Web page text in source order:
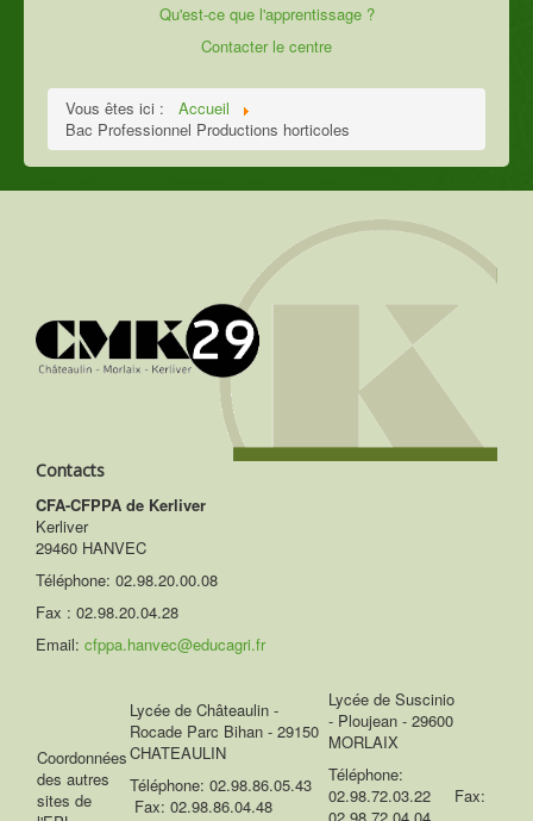
Qu'est-ce que l'apprentissage ?
Contacter le centre
Vous êtes ici :
Accueil
Bac Professionnel Productions horticoles
Contacts
CFA-CFPPA de Kerliver
Kerliver
29460 HANVEC
Téléphone: 02.98.20.00.08
Fax : 02.98.20.04.28
Email: cfppa.hanvec@educagri.fr
Coordonnées
des autres
sites de
Lycée de Châteaulin -
Rocade Parc Bihan - 29150
CHATEAULIN
Téléphone: 02.98.86.05.43
Fax: 02.98.86.04.48
Lycée de Suscinio
- Ploujean - 29600
MORLAIX
Téléphone:
02.98.72.03.22 Fax: